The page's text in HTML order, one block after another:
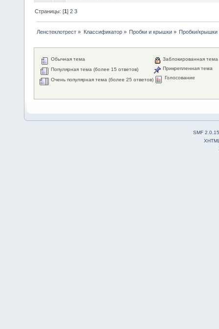
Страницы: [1]2 3
Ленстеклотрест » Классификатор» Пробки и крышки» Пробки/
Обычная тема
Популярная тема (более 15 ответов)
Очень популярная тема (более 25 ответов)
Заблокированная тема
Прикрепленная тема
Голосование
SMF 2.0.15